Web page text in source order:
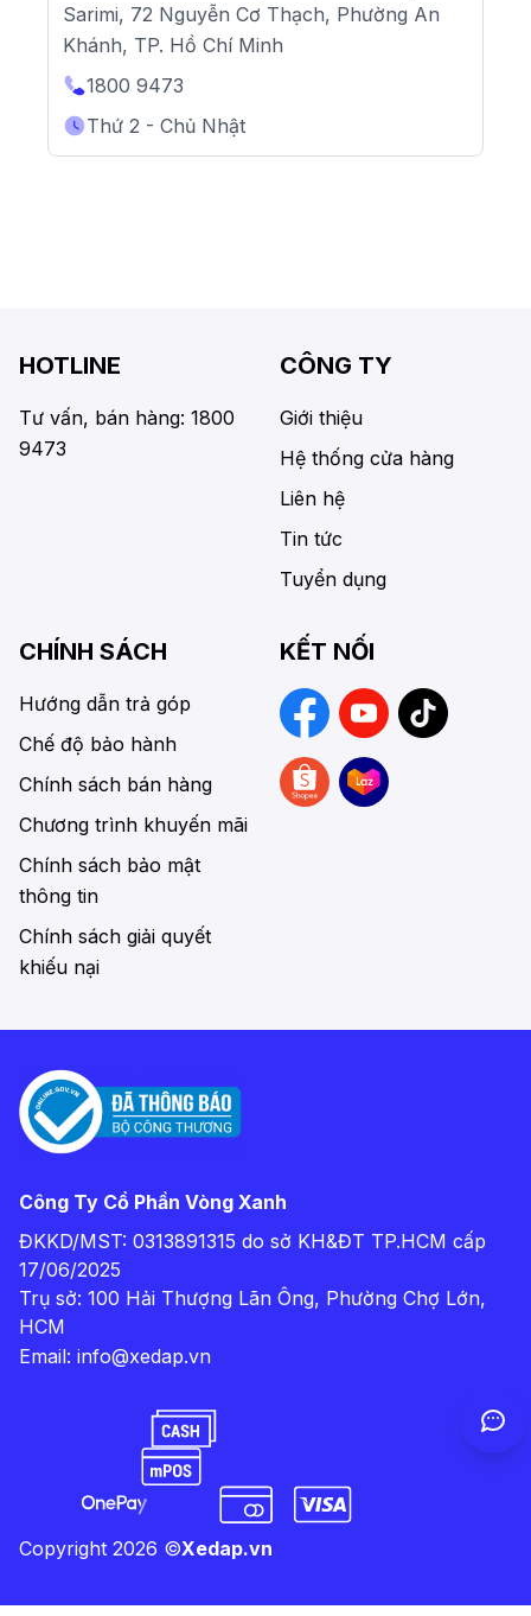
Sarimi, 72 Nguyễn Cơ Thạch, Phường An
Khánh, TP. Hồ Chí Minh
1800 9473
Thứ 2 - Chủ Nhật
HOTLINE
Tư vấn, bán hàng: 1800
9473
CÔNG TY
Giới thiệu
Hệ thống cửa hàng
Liên hệ
Tin tức
Tuyển dụng
CHÍNH SÁCH
Hướng dẫn trả góp
Chế độ bảo hành
Chính sách bán hàng
Chương trình khuyến mãi
Chính sách bảo mật
thông tin
Chính sách giải quyết
khiếu nại
KẾT NỐI
Công Ty Cổ Phần Vòng Xanh
ĐKKD/MST: 0313891315 do sở KH&ĐT TP.HCM cấp
17/06/2025
Trụ sở: 100 Hải Thượng Lãn Ông, Phường Chợ Lớn,
HCM
Email: info@xedap.vn
Copyright 2026 ©Xedap.vn